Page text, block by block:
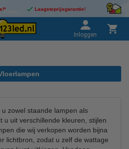
Laagsteprijsgarantie!
Inloggen
zowel staande lampen als
u uit verschillende kleuren, stijlen
die wij verkopen worden bijna
lichtbron, zodat u zelf de wattage